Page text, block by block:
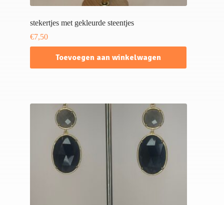
stekertjes met gekleurde steentjes
€7,50
Toevoegen aan winkelwagen